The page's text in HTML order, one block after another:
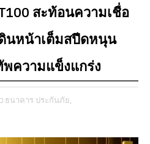
สะท้อนความเชื่อ
นหน้าเต็มสปีดหนุน
ความแข็งแกร่ง
ธนาคาร ประกันภัย,